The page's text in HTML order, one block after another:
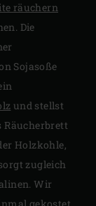
räuchern
Die
Sojasoße
und stellst
Räucherbrett
Holzkohle,
zugleich
Wir